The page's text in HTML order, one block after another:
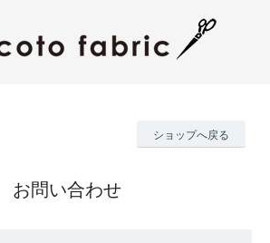
ショップへ戻る
お問い合わせ